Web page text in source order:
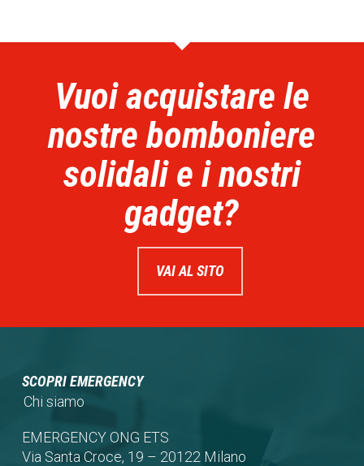
Vuoi acquistare le
nostre bomboniere
solidali e i nostri
gadget?
VAI AL SITO
SCOPRI EMERGENCY
Chi siamo
EMERGENCY ONG ETS
Via Santa Croce, 19 – 20122 Milano